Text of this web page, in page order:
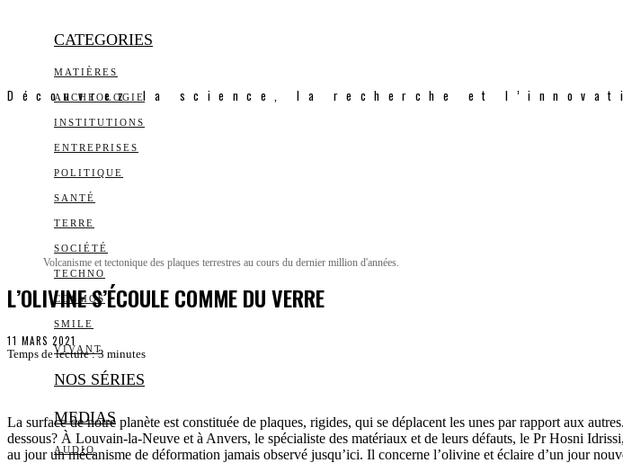
CATEGORIES
MATIÈRES
ARCHEOLOGIE
INSTITUTIONS
ENTREPRISES
POLITIQUE
SANTÉ
TERRE
SOCIÉTÉ
TECHNO
COSMOS
SMILE
VIVANT
NOS SÉRIES
MEDIAS
AUDIO
Découvrez la science, la recherche et
Volcanisme et tectonique des plaques terrestres au cours du dernier million d'années.
L’OLIVINE S’ÉCOULE COMME DU VERRE
11 MARS 2021
Temps de lecture :3 minutes
La surface de notre planète est constituée de plaques, rigides, qui se déplacent les unes par rapport aux
dessous? À Louvain-la-Neuve et à Anvers, le spécialiste des matériaux et de leurs défauts, le Pr Hosni
au jour un mécanisme de déformation jamais observé jusqu’ici. Il concerne l’olivine et éclaire d’un jour